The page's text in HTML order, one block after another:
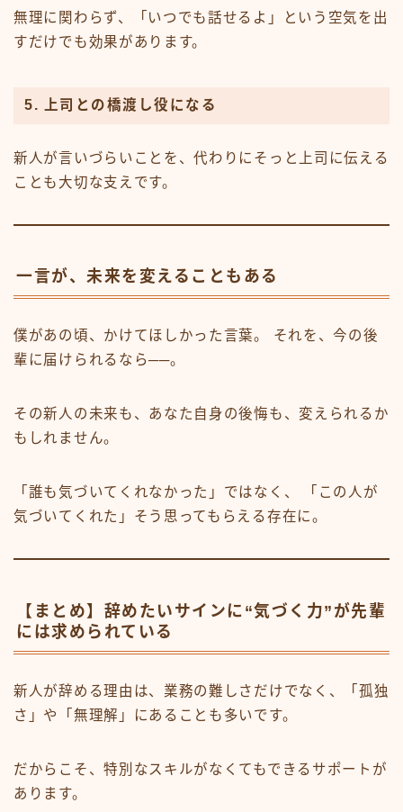
無理に関わらず、「いつでも話せるよ」という空気を出
すだけでも効果があります。
5. 上司との橋渡し役になる
新人が言いづらいことを、代わりにそっと上司に伝える
ことも大切な支えです。
一言が、未来を変えることもある
僕があの頃、かけてほしかった言葉。 それを、今の後
輩に届けられるなら──。
その新人の未来も、あなた自身の後悔も、変えられるか
もしれません。
「誰も気づいてくれなかった」ではなく、 「この人が
気づいてくれた」そう思ってもらえる存在に。
【まとめ】辞めたいサインに“気づく力”が先輩
には求められている
新人が辞める理由は、業務の難しさだけでなく、「孤独
さ」や「無理解」にあることも多いです。
だからこそ、特別なスキルがなくてもできるサポートが
あります。